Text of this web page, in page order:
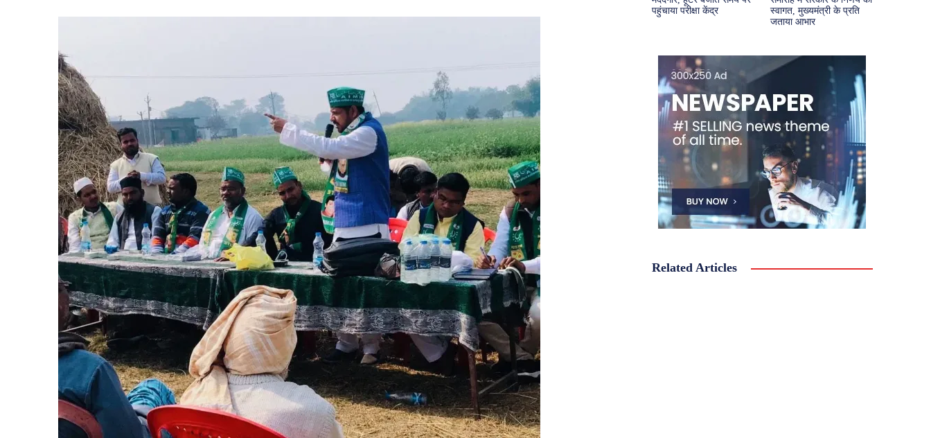
पहुंचाया परीक्षा केंद्र
स्वागत, मुख्यमंत्री के प्रति
जताया आभार
Related Articles